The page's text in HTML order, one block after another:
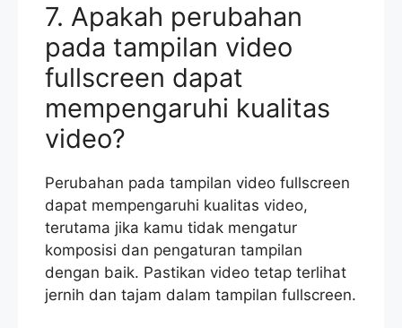
7. Apakah perubahan
pada tampilan video
fullscreen dapat
mempengaruhi kualitas
video?
Perubahan pada tampilan video fullscreen
dapat mempengaruhi kualitas video,
terutama jika kamu tidak mengatur
komposisi dan pengaturan tampilan
dengan baik. Pastikan video tetap terlihat
jernih dan tajam dalam tampilan fullscreen.